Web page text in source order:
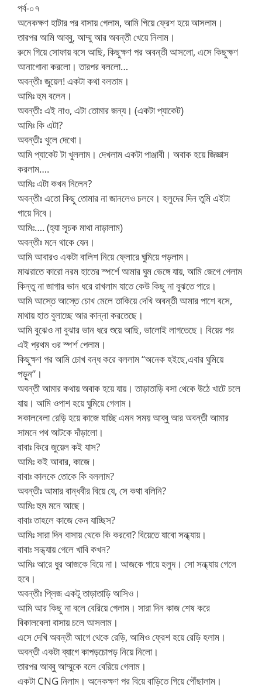
পর্ব-০৭
অনেকক্ষণ হাটার পর বাসায় গেলাম, আমি গিয়ে ফ্রেশ হয়ে আসলাম।
তারপর আমি আব্বু, আম্মু আর অবন্তী খেয়ে নিলাম।
রুমে গিয়ে সোফায় বসে আছি, কিছুক্ষণ পর অবন্তী আসলো, এসে কিছুক্ষণ
আনাগোনা করলো। তারপর বললো…
অবন্তীঃ জুয়েল! একটা কথা বলতাম।
আমিঃ হুম বলেন।
অবন্তীঃ এই নাও, এটা তোমার জন্য। (একটা প্যাকেট)
আমিঃ কি এটা?
অবন্তীঃ খুলে দেখো।
আমি প্যাকেট টা খুললাম। দেখলাম একটা পাঞ্জাবী। অবাক হয়ে জিজ্ঞাস
করলাম….
আমিঃ এটা কখন নিলেন?
অবন্তীঃ এতো কিছু তোমার না জানলেও চলবে। হলুদের দিন তুমি এইটা
গায়ে দিবে।
আমিঃ…. (হ্যা সূচক মাথা নাড়ালাম)
অবন্তীঃ মনে থাকে যেন।
আমি আবারও একটা বালিশ নিয়ে ফ্লোরে ঘুমিয়ে পড়লাম।
মাঝরাতে কারো নরম হাতের স্পর্শে আমার ঘুম ভেঙ্গে যায়, আমি জেগে গেলাম
কিন্তু না জাগার ভান ধরে রাখলাম যাতে কেউ কিছু না বুঝতে পারে।
আমি আস্তে আস্তে চোখ মেলে তাকিয়ে দেখি অবন্তী আমার পাশে বসে,
মাথায় হাত বুলাচ্ছে আর কান্না করতেছে।
আমি বুঝেও না বুঝার ভান ধরে শুয়ে আছি, ভালোই লাগতেছে। বিয়ের পর
এই প্রথম ওর স্পর্শ পেলাম।
কিছুক্ষণ পর আমি চোখ বন্ধ করে বললাম “অনেক হইছে,এবার ঘুমিয়ে
পড়ুন”।
অবন্তী আমার কথায় অবাক হয়ে যায়। তাড়াতাড়ি বসা থেকে উঠে খাটে চলে
যায়। আমি ওপাশ হয়ে ঘুমিয়ে গেলাম।
সকালবেলা রেড়ি হয়ে কাজে যাচ্ছি এমন সময় আব্বু আর অবন্তী আমার
সামনে পথ আটকে দাঁড়ালো।
বাবাঃ কিরে জুয়েল কই যাস?
আমিঃ কই আবার, কাজে।
বাবাঃ কালকে তোকে কি বললাম?
অবন্তীঃ আমার বান্ধবীর বিয়ে যে, সে কথা বলিনি?
আমিঃ হুম মনে আছে।
বাবাঃ তাহলে কাজে কেন যাচ্ছিস?
আমিঃ সারা দিন বাসায় থেকে কি করবো? বিয়েতে যাবো সন্ধ্যায়।
বাবাঃ সন্ধ্যায় গেলে খাবি কখন?
আমিঃ আরে ধুর আজকে বিয়ে না। আজকে গায়ে হলুদ। সো সন্ধ্যায় গেলে
হবে।
অবন্তীঃ প্লিজ একটু তাড়াতাড়ি আসিও।
আমি আর কিছু না বলে বেরিয়ে গেলাম। সারা দিন কাজ শেষ করে
বিকালবেলা বাসায় চলে আসলাম।
এসে দেখি অবন্তী আগে থেকে রেড়ি, আমিও ফ্রেশ হয়ে রেড়ি হলাম।
অবন্তী একটা ব্যাগে কাপড়চোপড় নিয়ে নিলো।
তারপর আব্বু আম্মুকে বলে বেরিয়ে গেলাম।
একটা CNG নিলাম। অনেকক্ষণ পর বিয়ে বাড়িতে গিয়ে পৌঁছালাম।